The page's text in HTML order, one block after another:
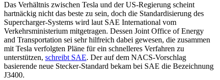
Das Verhältnis zwischen Tesla und der US-Regierung scheint
hartnäckig nicht das beste zu sein, doch die Standardisierung des
Supercharger-Systems wird laut SAE International vom
Verkehrsministerium mitgetragen. Dessen Joint Office of Energy
and Transportation sei sehr hilfreich dabei gewesen, die zusammen
mit Tesla verfolgten Pläne für ein schnelleres Verfahren zu
unterstützen, schreibt SAE. Der auf dem NACS-Vorschlag
basierende neue Stecker-Standard bekam bei SAE die Bezeichnung
J3400.